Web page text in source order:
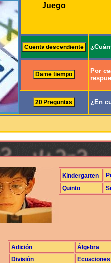
Juego
Por
¿En
Kindergarten
Quinto
Adición
Álgebra
División
Ecuaciones